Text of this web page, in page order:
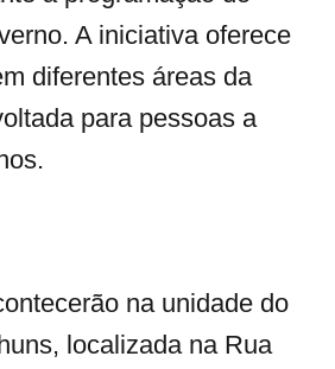
A iniciativa oferece
diferentes áreas da
para pessoas a
na unidade do
localizada na Rua